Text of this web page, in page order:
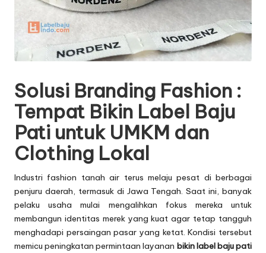
Solusi Branding Fashion :
Tempat Bikin Label Baju
Pati untuk UMKM dan
Clothing Lokal
Industri fashion tanah air terus melaju pesat di berbagai
penjuru daerah, termasuk di Jawa Tengah. Saat ini, banyak
pelaku usaha mulai mengalihkan fokus mereka untuk
membangun identitas merek yang kuat agar tetap tangguh
menghadapi persaingan pasar yang ketat. Kondisi tersebut
memicu peningkatan permintaan layanan bikin label baju pati